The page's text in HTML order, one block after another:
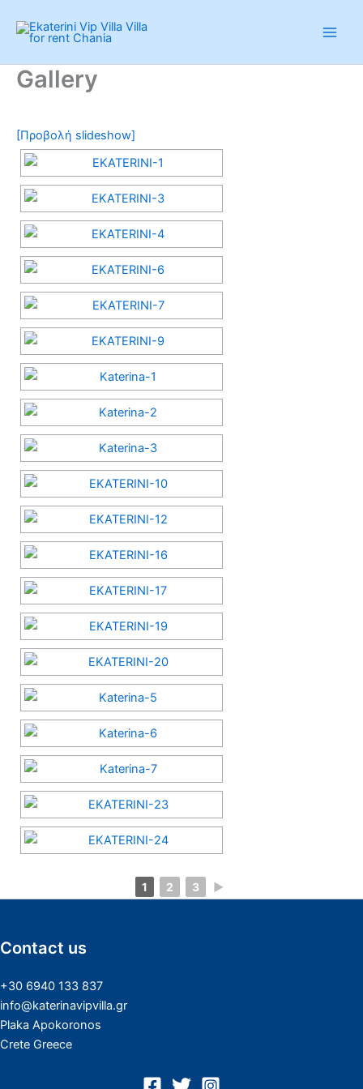
στο
περιεχόμενο
Gallery
[Προβολή slideshow]
1 2 3 ►
Contact us
+30 6940 133 837
info@katerinavipvilla.gr
Plaka Apokoronos
Crete Greece